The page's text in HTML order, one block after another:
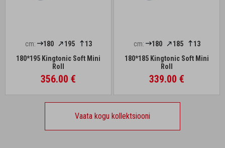
cm: 180 195
13
180*195 Kingtonic Soft Mini
Roll
356.00 €
cm: 180 185
13
180*185 Kingtonic Soft Mini
Roll
339.00 €
Vaata kogu kollektsiooni